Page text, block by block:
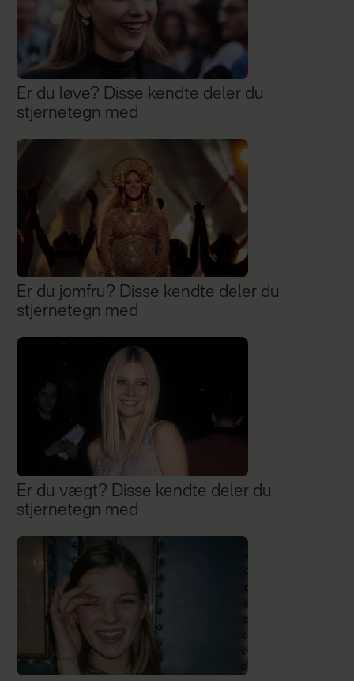
Er du løve? Disse kendte deler du
stjernetegn med
Er du jomfru? Disse kendte deler du
stjernetegn med
Er du vægt? Disse kendte deler du
stjernetegn med